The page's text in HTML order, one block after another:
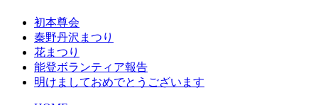
初本尊会
秦野丹沢まつり
花まつり
能登ボランティア報告
明けましておめでとうございます